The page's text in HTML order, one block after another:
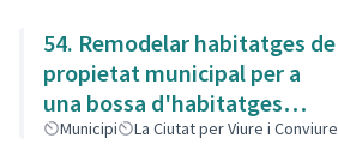
54. Remodelar habitatges de
propietat municipal per a
una bossa d'habitatges
socials
Municipi La Ciutat per Viure i Conviure